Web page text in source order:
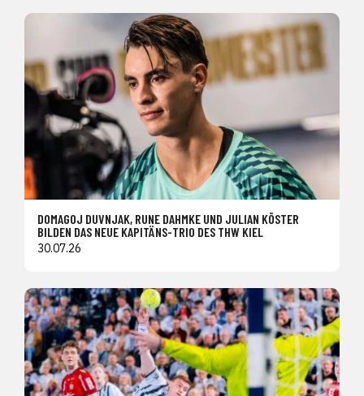
DOMAGOJ DUVNJAK, RUNE DAHMKE UND JULIAN KÖSTER
BILDEN DAS NEUE KAPITÄNS-TRIO DES THW KIEL
30.07.26